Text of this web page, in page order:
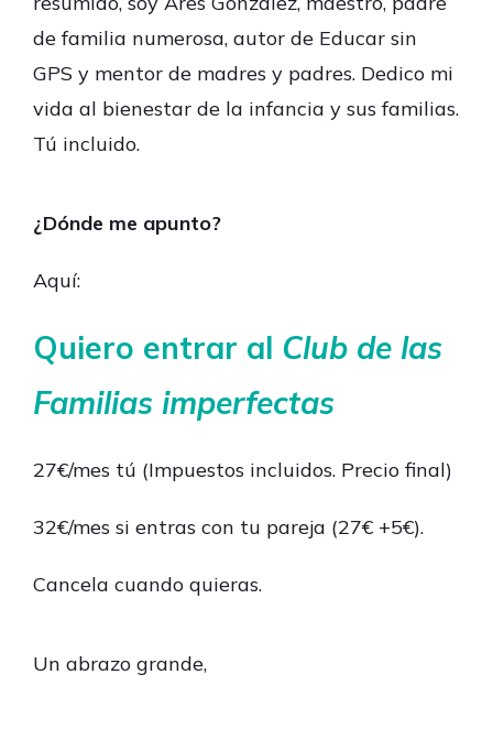
de familia numerosa, autor de Educar sin
GPS y mentor de madres y padres. Dedico mi
vida al bienestar de la infancia y sus familias.
Tú incluido.
¿Dónde me apunto?
Aquí:
Quiero entrar al Club de las
Familias imperfectas
27€/mes tú (Impuestos incluidos. Precio final)
32€/mes si entras con tu pareja (27€ +5€).
Cancela cuando quieras.
Un abrazo grande,